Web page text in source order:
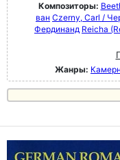
Композиторы:
ван Czerny, Carl /
Фердинанд Reicha
Жанры: